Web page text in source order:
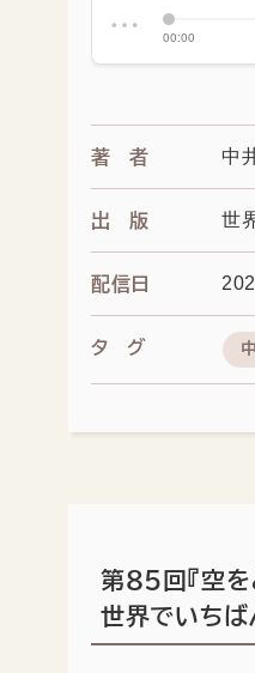
著者 中
出版 世
配信日
タグ
第85回『空
世界でいちば